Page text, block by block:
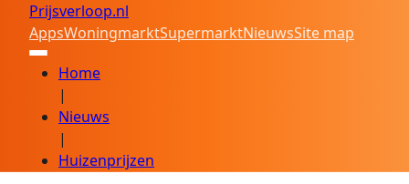
Prijsverloop.nl
AppsWoningmarktSupermarktNieuwsSite map
Home
|
Nieuws
|
Huizenprijzen